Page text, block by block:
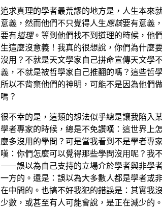
追求真理的學者最荒謬的地方是，人生本來
意義，然而他們不只覺得人生應該要有意義
要有道理。等到他們找不到道理的時候，他
生這麼沒意義！我真的很想說，你們為什麼
沒用？不就是天文學家自己拼命宣傳天文學
義，不就是被哲學家自己推翻的嗎？這些哲
所以不背棄他們的神明，可能不是因為他們
嗎？
很不幸的是，這類的想法似乎總是讓我陷入
學者專家的時候，總是不免讚嘆：這世界上
麼多沒用的學問？可是當我看到不是學者專
嘆：你們怎麼可以覺得那些學問沒用呢？我
⸺誤以為自己支持的立場介於學者與非學
一方的。還是：誤以為大多數人都是學者或
在中間的。也搞不好我犯的錯誤是：其實我
少數，或甚至有人可能會說，是正在減少的。